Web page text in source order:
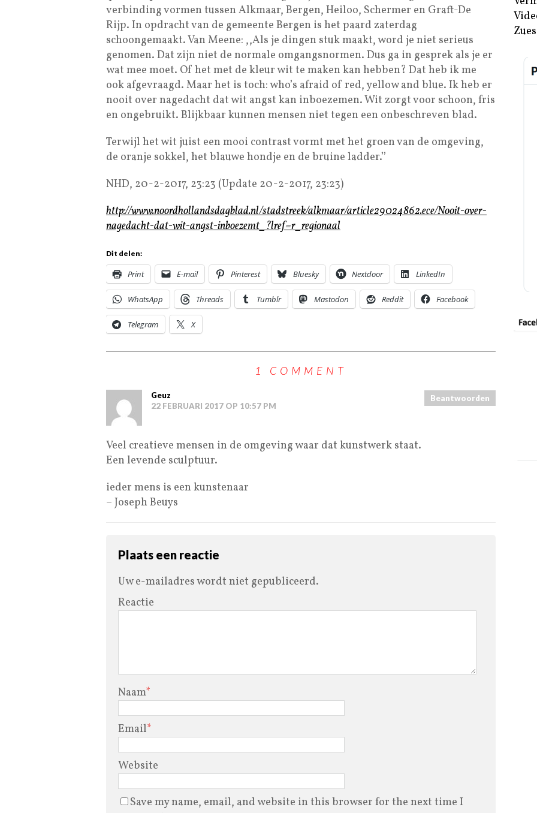
verbinding vormen tussen Alkmaar, Bergen, Heiloo, Schermer en Graft-De
Rijp. In opdracht van de gemeente Bergen is het paard zaterdag
schoongemaakt. Van Meene: ,,Als je dingen stuk maakt, word je niet serieus
genomen. Dat zijn niet de normale omgangsnormen. Dus ga in gesprek als je er
wat mee moet. Of het met de kleur wit te maken kan hebben? Dat heb ik me
ook afgevraagd. Maar het is toch: who’s afraid of red, yellow and blue. Ik heb er
nooit over nagedacht dat wit angst kan inboezemen. Wit zorgt voor schoon, fris
en ongebruikt. Blijkbaar kunnen mensen niet tegen een onbeschreven blad.
Terwijl het wit juist een mooi contrast vormt met het groen van de omgeving,
de oranje sokkel, het blauwe hondje en de bruine ladder.’’
NHD, 20-2-2017, 23:23 (Update 20-2-2017, 23:23)
http://www.noordhollandsdagblad.nl/stadstreek/alkmaar/article29024862.ece/Nooit-over-
nagedacht-dat-wit-angst-inboezemt_?lref=r_regionaal
Dit delen:
Print E-mail Pinterest Bluesky Nextdoor LinkedIn
WhatsApp Threads Tumblr Mastodon Reddit Facebook
Telegram X
1 COMMENT
Geuz
22 FEBRUARI 2017 OP 10:57 PM
Beantwoorden
Veel creatieve mensen in de omgeving waar dat kunstwerk staat.
Een levende sculptuur.
ieder mens is een kunstenaar
– Joseph Beuys
Plaats een reactie
Uw e-mailadres wordt niet gepubliceerd.
Reactie
Naam*
Email*
Website
Save my name, email, and website in this browser for the next time I